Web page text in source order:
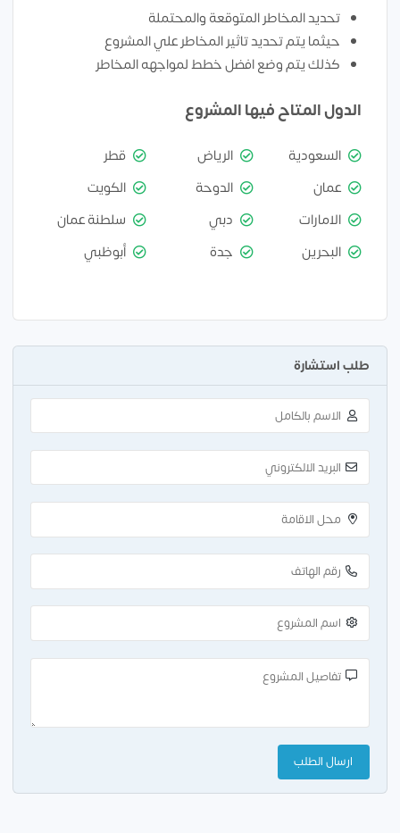
تحديد المخاطر المتوقعة والمحتملة
حيثما يتم تحديد تاثير المخاطر علي المشروع
كذلك يتم وضع افضل خطط لمواجهه المخاطر
الدول المتاح فيها المشروع
السعودية الرياض
قطر
عمان
الدوحة
الكويت
الامارات
دبي
سلطنة عمان
البحرين
جدة أبوظبي
طلب استشارة